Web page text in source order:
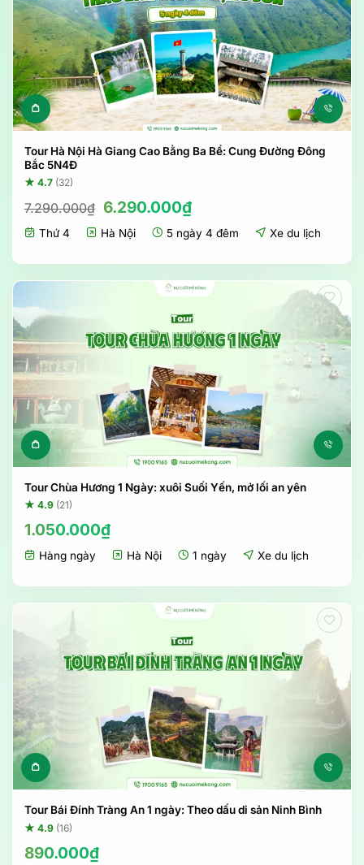
Tour Hà Nội Hà Giang Cao Bằng Ba Bể: Cung Đường Đông
Bắc 5N4Đ
★ 4.7 (32)
7.290.000₫ Giá
là:
6.290.000₫Giá
hiện
tại
6.290.000₫.
Thứ 4 Hà Nội 5 ngày 4 đêm Xe du lịch
Tour Chùa Hương 1 Ngày: xuôi Suối Yến, mở lối an yên
★ 4.9 (21)
1.050.000₫
Hàng ngày Hà Nội 1 ngày Xe du lịch
Tour Bái Đính Tràng An 1 ngày: Theo dấu di sản Ninh Bình
★ 4.9 (16)
890.000₫